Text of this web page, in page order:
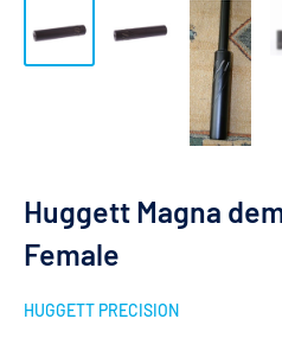
Huggett Magna
Female
HUGGETT PRECISION